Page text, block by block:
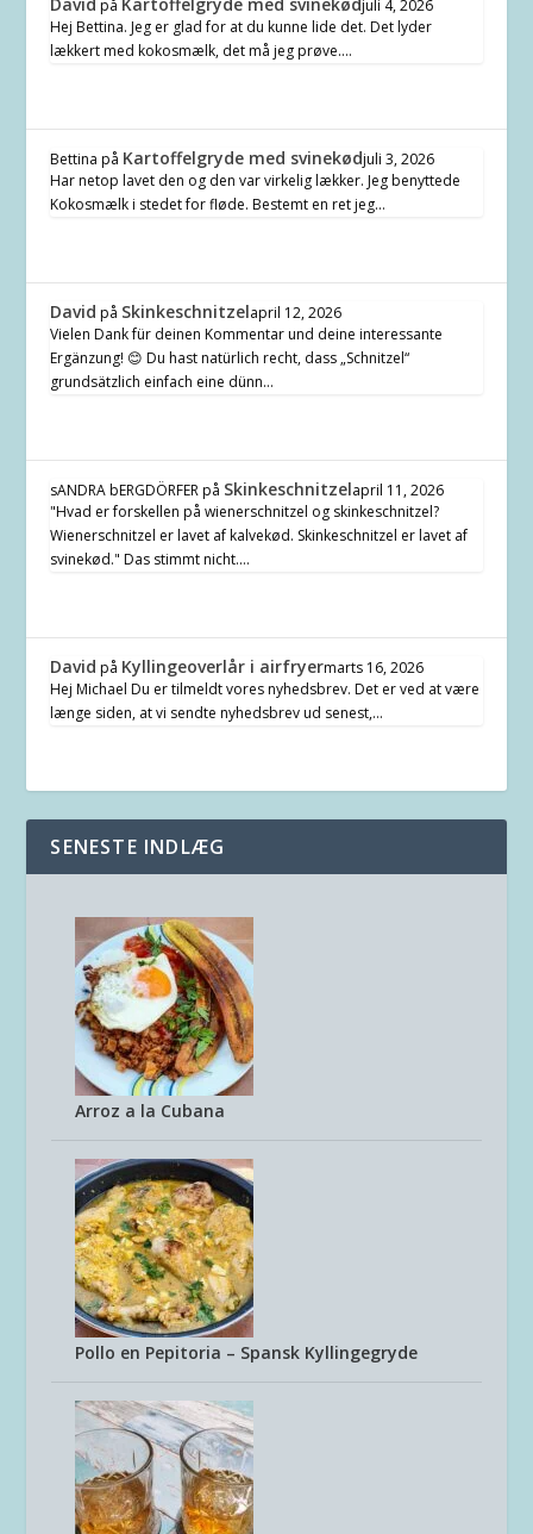
på
juli 4, 2026
Hej Bettina. Jeg er glad for at du kunne lide det. Det lyder
lækkert med kokosmælk, det må jeg prøve.…
Bettina på Kartoffelgryde med svinekødjuli 3, 2026
Har netop lavet den og den var virkelig lækker. Jeg benyttede
Kokosmælk i stedet for fløde. Bestemt en ret jeg…
David på Skinkeschnitzelapril 12, 2026
Vielen Dank für deinen Kommentar und deine interessante
Ergänzung! 😊 Du hast natürlich recht, dass „Schnitzel“
grundsätzlich einfach eine dünn…
sANDRA bERGDÖRFERpå Skinkeschnitzelapril 11, 2026
"Hvad er forskellen på wienerschnitzel og skinkeschnitzel?
Wienerschnitzel er lavet af kalvekød. Skinkeschnitzel er lavet af
svinekød." Das stimmt nicht.…
David på Kyllingeoverlår i airfryermarts 16, 2026
Hej Michael Du er tilmeldt vores nyhedsbrev. Det er ved at være
længe siden, at vi sendte nyhedsbrev ud senest,…
SENESTE INDLÆG
Arroz a la Cubana
Pollo en Pepitoria – Spansk Kyllingegryde